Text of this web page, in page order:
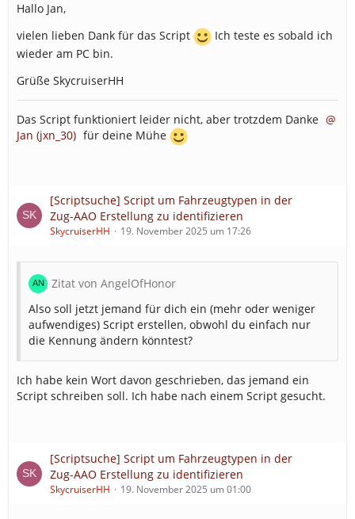
Performance? api/vehicles & api/v2/vehicles lädt nicht
nachgebessert werden, andererseits ggf. auch ein
bisschen an dem System, das die API lädt.
Script gibts hier, sollte ich meine Scriptsammlung
wieder öffentlich schalten, sollten dann auch Updates
automagisch funktionieren:
Alles anzeigen
So sieht das am Ende aus:
Hallo Jan,
vielen lieben Dank für das Script
Ich teste es sobald ich
wieder am PC bin.
Grüße SkycruiserHH
Das Script funktioniert leider nicht, aber trotzdem Danke
Jan (jxn_30) für deine Mühe
[Scriptsuche] Script um Fahrzeugtypen in der
Zug-AAO Erstellung zu identifizieren
SkycruiserHH 19. November 2025 um 17:26
Zitat von AngelOfHonor
Also soll jetzt jemand für dich ein (mehr oder weniger
aufwendiges) Script erstellen, obwohl du einfach nur
die Kennung ändern könntest?
Ich habe kein Wort davon geschrieben, das jemand ein
Script schreiben soll. Ich habe nach einem Script gesucht.
[Scriptsuche] Script um Fahrzeugtypen in der
Zug-AAO Erstellung zu identifizieren
SkycruiserHH 19. November 2025 um 01:00